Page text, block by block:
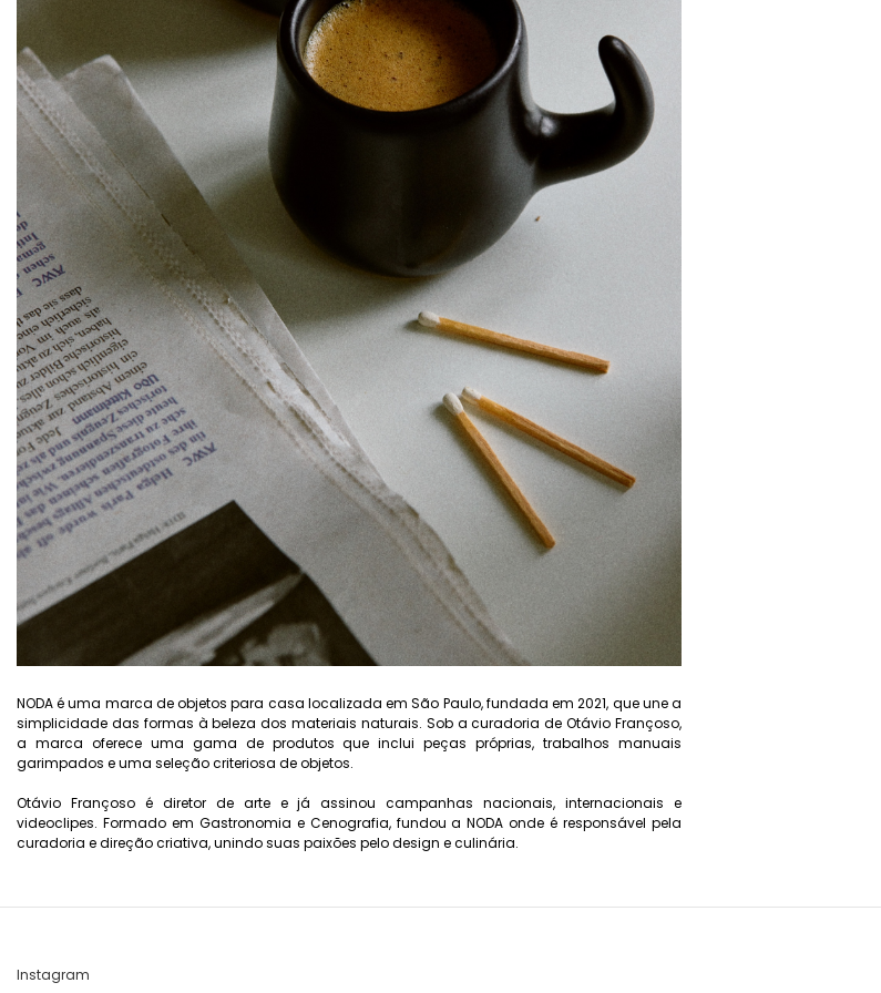
NODA é uma marca de objetos para casa localizada em São Paulo, fundada em 2021, que une a
simplicidade das formas à beleza dos materiais naturais. Sob a curadoria de Otávio Françoso,
a marca oferece uma gama de produtos que inclui peças próprias, trabalhos manuais
garimpados e uma seleção criteriosa de objetos.
Otávio Françoso é diretor de arte e já assinou campanhas nacionais, internacionais e
videoclipes. Formado em Gastronomia e Cenografia, fundou a NODA onde é responsável pela
curadoria e direção criativa, unindo suas paixões pelo design e culinária.
Instagram